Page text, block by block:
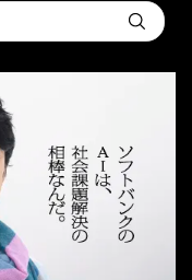
Submit